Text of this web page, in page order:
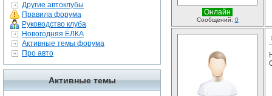
Другие автоклубы
Правила форума
Руководство клуба
Новогодняя ЁЛКА
Активные темы форума
Про авто
Активные темы
Онлайн
Сообщений: 0